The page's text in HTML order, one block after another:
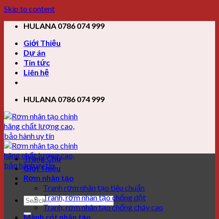
Skip to content
HULANA 0786 074 999
Giới Thiệu
Dự án
Tin tức
Liên hệ
HULANA 0786 074 999
Trang Chủ
Giới Thiệu
Rơm nhân tạo
Tranh rơm nhân tạo tiêu chuẩn
Tranh, rơm nhân tạo chống dột
Tranh, rơm nhân tạo chống cháy cao
Mành cót nhân tạo